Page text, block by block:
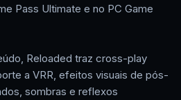
Pass Ultimate e no PC Game
Reloaded traz cross-play
a VRR, efeitos visuais de pós-
sombras e reflexos